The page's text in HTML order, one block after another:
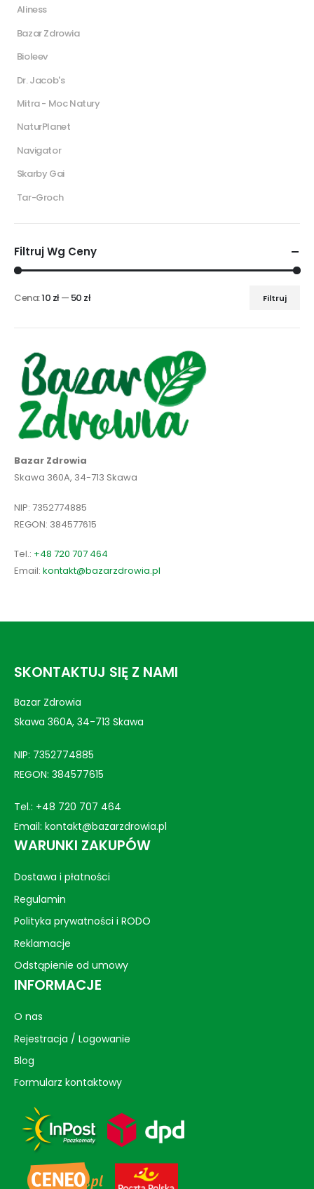
Aliness
Bazar Zdrowia
Bioleev
Dr. Jacob's
Mitra - Moc Natury
NaturPlanet
Navigator
Skarby Gai
Tar-Groch
Filtruj Wg Ceny
Filtruj
Cena:10 zł— 50 zł
Bazar Zdrowia
Skawa 360A, 34-713 Skawa
NIP: 7352774885
REGON: 384577615
Tel.: +48 720 707 464
Email: kontakt@bazarzdrowia.pl
SKONTAKTUJ SIĘ Z NAMI
Bazar Zdrowia
Skawa 360A, 34-713 Skawa
NIP: 7352774885
REGON: 384577615
Tel.: +48 720 707 464
Email: kontakt@bazarzdrowia.pl
WARUNKI ZAKUPÓW
Dostawa i płatności
Regulamin
Polityka prywatności i RODO
Reklamacje
Odstąpienie od umowy
INFORMACJE
O nas
Rejestracja / Logowanie
Blog
Formularz kontaktowy